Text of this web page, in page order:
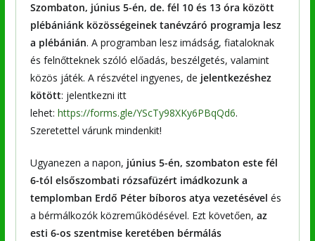
Szombaton, június 5-én, de. fél 10 és 13 óra között
plébániánk közösségeinek tanévzáró programja lesz
a plébánián. A programban lesz imádság, fiataloknak
és felnőtteknek szóló előadás, beszélgetés, valamint
közös játék. A részvétel ingyenes, de jelentkezéshez
kötött: jelentkezni itt
lehet: https://forms.gle/YScTy98XKy6PBqQd6.
Szeretettel várunk mindenkit!
Ugyanezen a napon, június 5-én, szombaton este fél
6-tól elsőszombati rózsafüzért imádkozunk a
templomban Erdő Péter bíboros atya vezetésével és
a bérmálkozók közreműködésével. Ezt követően, az
esti 6-os szentmise keretében bérmálás